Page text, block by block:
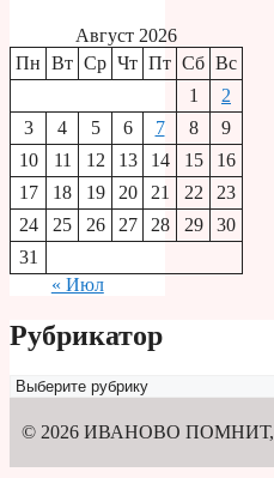
Август 2026
Пн Вт Ср Чт Пт Сб Вс
1
2
3
4 5 6 7 8
9
10
11 12 13 14 15
16
17
18 19 20 21 22
23
24
25 26 27 28 29
30
31
« Июл
Рубрикатор
Рубрикатор
© 2026 ИВАНОВО ПОМНИТ,